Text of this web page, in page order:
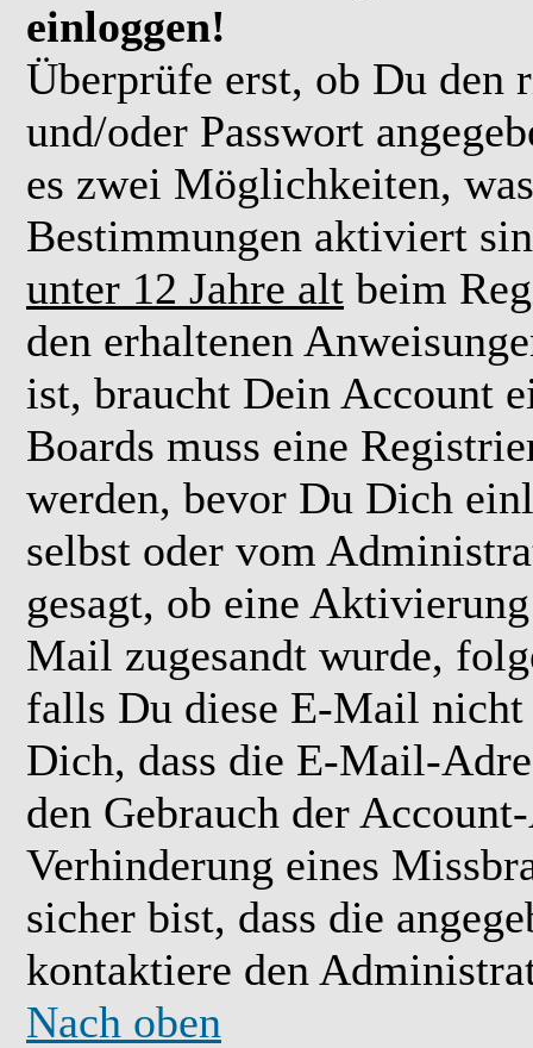
einloggen!
Überprüfe erst, ob Du den
und/oder Passwort
es zwei Möglichkeiten,
Bestimmungen aktiviert
unter 12 Jahre alt beim
den erhaltenen
ist, braucht Dein Account
Boards muss eine
werden, bevor Du Dich
selbst oder vom
gesagt, ob eine
Mail zugesandt wurde,
falls Du diese E-Mail nicht
Dich, dass die E-Mail-
den Gebrauch der
Verhinderung eines
sicher bist, dass die
kontaktiere den
Nach oben